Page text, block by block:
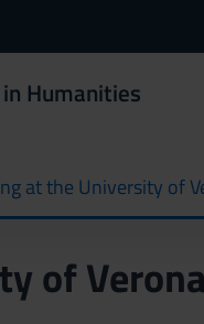
Humanities
at the University of
of Verona